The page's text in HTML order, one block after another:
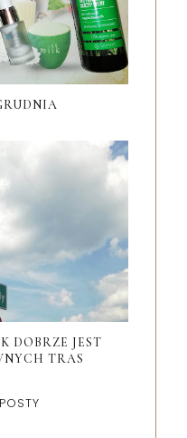
DOBRZE JEST
TRAS